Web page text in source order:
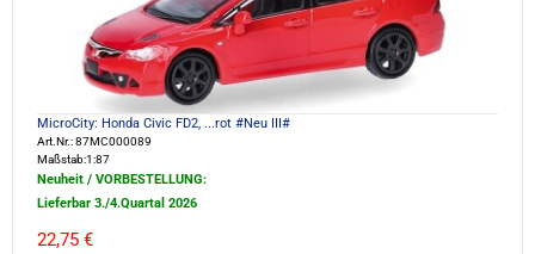
MicroCity: Honda Civic FD2, ...rot #Neu III#
Art.Nr.: 87MC000089
Maßstab:1:87
Neuheit / VORBESTELLUNG:
Lieferbar 3./4.Quartal 2026
22,75 €